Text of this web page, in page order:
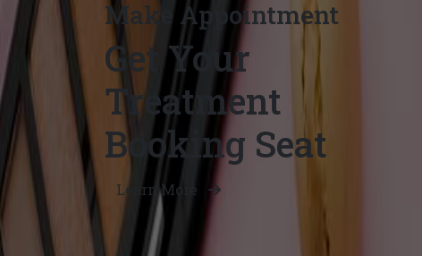
Make Appointment
Get Your
Treatment
Booking Seat
Learn More